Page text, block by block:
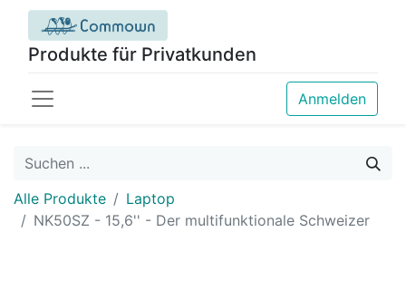
Produkte für Privatkunden
Anmelden
Alle Produkte
Laptop
NK50SZ - 15,6'' - Der multifunktionale Schweizer